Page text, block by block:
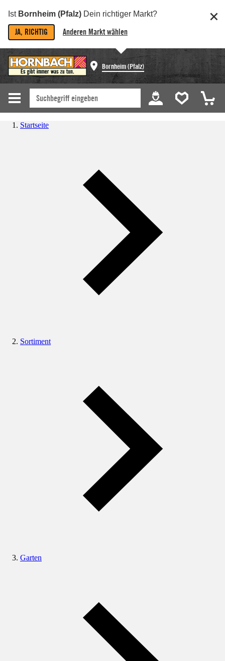
Ist Bornheim (Pfalz) Dein richtiger Markt?
JA, RICHTIG Anderen Markt wählen
Bornheim (Pfalz)
Startseite
Sortiment
Garten